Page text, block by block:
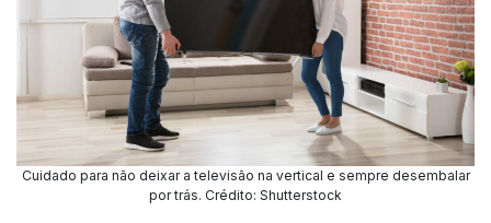
Cuidado para não deixar a televisão na vertical e sempre desembalar
por trás. Crédito: Shutterstock